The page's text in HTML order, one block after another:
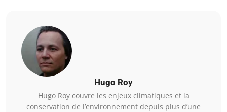
Hugo Roy
Hugo Roy couvre les enjeux climatiques et la
conservation de l’environnement depuis plus d’une